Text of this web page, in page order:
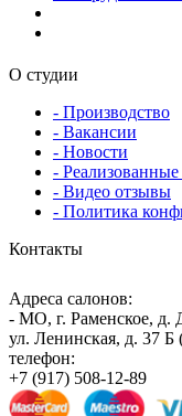
О студии
- Производство
- Вакансии
- Новости
-
- Видео отзывы
- Политика
Контакты
Адреса салонов:
- МО, г. Раменское, д.
ул. Ленинская, д. 37
телефон:
+7 (917) 508-12-89